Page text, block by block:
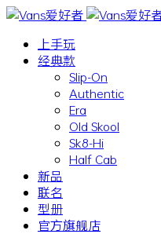
上手玩
经典款
Slip-On
Authentic
Era
Old Skool
Sk8-Hi
Half Cab
新品
联名
型册
官方旗舰店